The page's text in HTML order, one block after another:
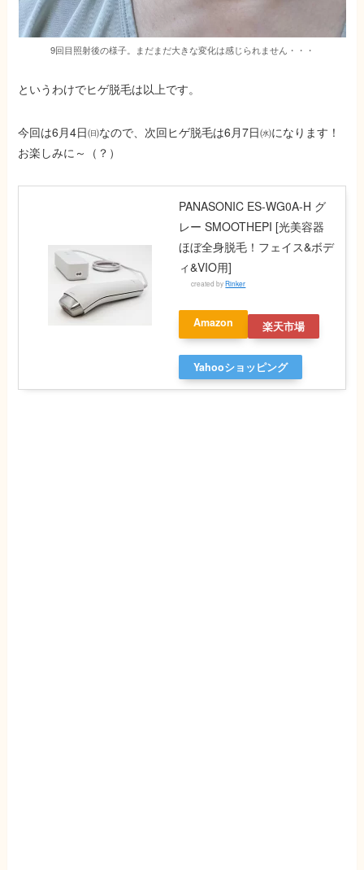
9回目照射後の様子。まだまだ大きな変化は感じられません・・・
というわけでヒゲ脱毛は以上です。
今回は6月4日㈰なので、次回ヒゲ脱毛は6月7日㈬になります！
お楽しみに～（？）
PANASONIC ES-WG0A-H グ
レー SMOOTHEPI [光美容器
ほぼ全身脱毛！フェイス&ボデ
ィ&VIO用]
created byRinker
Amazon 楽天市場
Yahooショッピング